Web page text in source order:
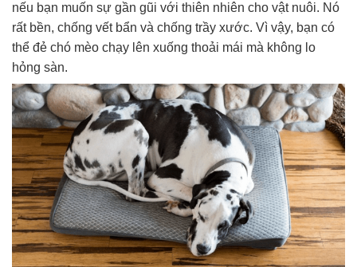
nếu bạn muốn sự gần gũi với thiên nhiên cho vật nuôi. Nó
rất bền, chống vết bẩn và chống trầy xước. Vì vậy, bạn có
thể đẻ chó mèo chạy lên xuống thoải mái mà không lo
hỏng sàn.